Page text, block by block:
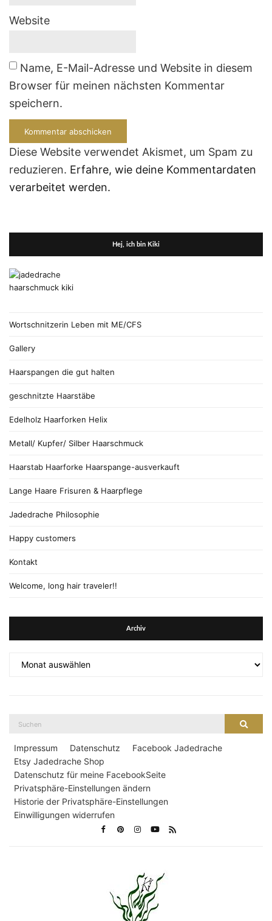
Website
Name, E-Mail-Adresse und Website in diesem
Browser für meinen nächsten Kommentar
speichern.
Diese Website verwendet Akismet, um Spam zu
reduzieren. Erfahre, wie deine Kommentardaten
verarbeitet werden.
Hej, ich bin Kiki
Wortschnitzerin Leben mit ME/CFS
Gallery
Haarspangen die gut halten
geschnitzte Haarstäbe
Edelholz Haarforken Helix
Metall/ Kupfer/ Silber Haarschmuck
Haarstab Haarforke Haarspange-ausverkauft
Lange Haare Frisuren & Haarpflege
Jadedrache Philosophie
Happy customers
Kontakt
Welcome, long hair traveler!!
Archiv
Impressum Datenschutz
Facebook Jadedrache
Etsy Jadedrache Shop
Datenschutz für meine FacebookSeite
Privatsphäre-Einstellungen ändern
Historie der Privatsphäre-Einstellungen
Einwilligungen widerrufen